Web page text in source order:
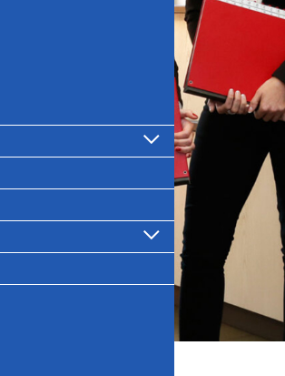
Untermenü
anzeigen
Untermenü
anzeigen